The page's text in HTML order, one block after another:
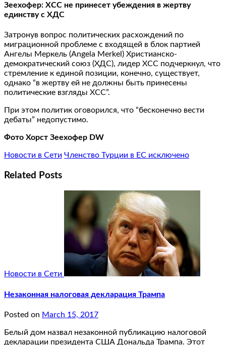
Зеехофер: ХСС не принесет убеждения в жертву
единству с ХДС
Затронув вопрос политических расхождений по
миграционной проблеме с входящей в блок партией
Ангелы Меркель (Angela Merkel) Христианско-
демократический союз (ХДС), лидер ХСС подчеркнул, что
стремление к единой позиции, конечно, существует,
однако “в жертву ей не должны быть принесены
политические взгляды ХСС”.
При этом политик оговорился, что “бесконечно вести
дебаты” недопустимо.
Фото Хорст Зеехофер DW
Новости в Сети Членство Турции в ЕС исключено
Related Posts
Новости в Сети
Незаконная налоговая декларация Трампа
Posted on March 15, 2017
Белый дом назвал незаконной публикацию налоговой
декларации президента США Дональда Трампа. Этот